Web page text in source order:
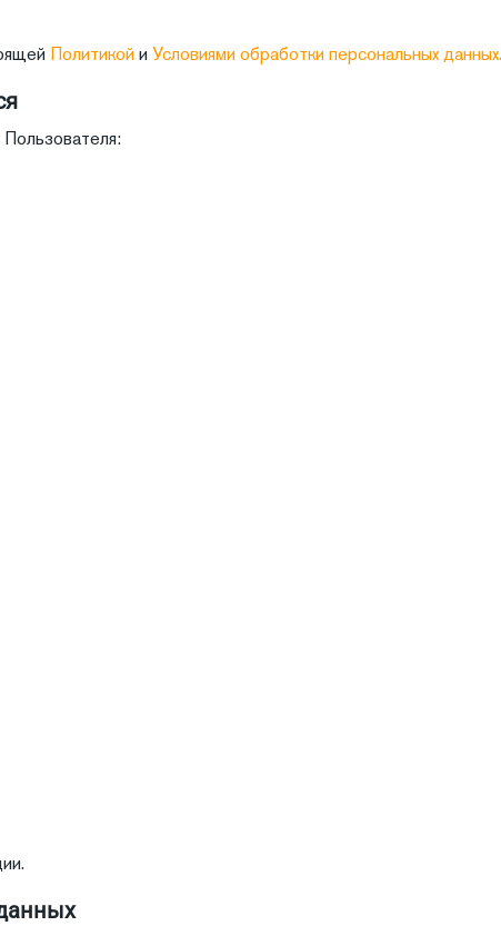
Политикойи Условиями обработки персональных данных.